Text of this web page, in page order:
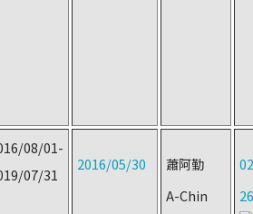
08/01-
07/31
2016/05/30
蕭阿勤
A-Chin